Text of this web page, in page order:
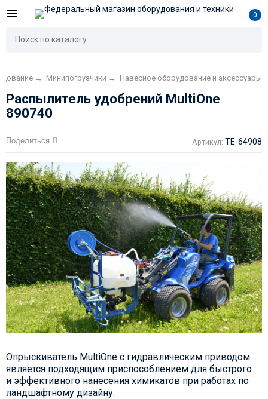
0
→ Минипогрузчики → Навесное оборудование и аксессуары
Распылитель удобрений MultiOne
890740
Поделиться Артикул: TE-64908
Опрыскиватель MultiOne с гидравлическим приводом
является подходящим приспособлением для быстрого
и эффективного нанесения химикатов при работах по
ландшафтному дизайну.